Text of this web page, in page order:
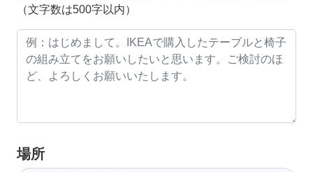
（文字数は500字以内）
場所